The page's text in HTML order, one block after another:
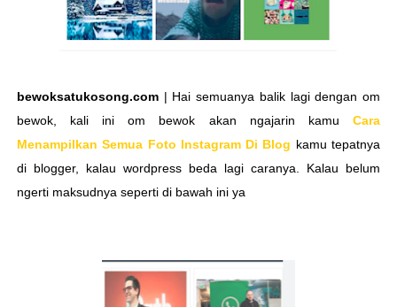
bewoksatukosong.com| Hai semuanya balik lagi dengan om
bewok, kali ini om bewok akan ngajarin kamuCara
Menampilkan Semua Foto Instagram Di Blog kamu tepatnya
di blogger, kalau wordpress beda lagi caranya. Kalau belum
ngerti maksudnya seperti di bawah ini ya